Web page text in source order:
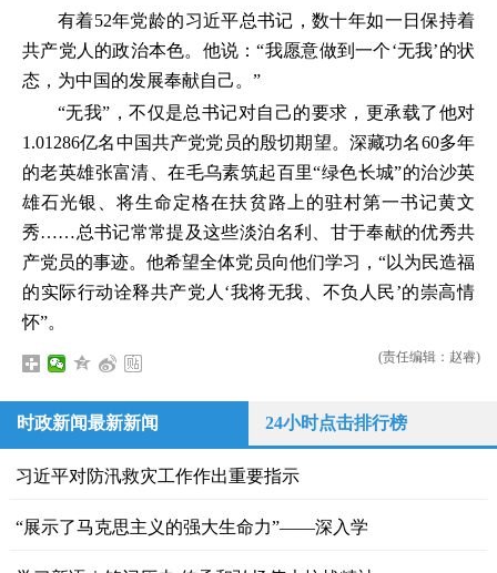
有着52年党龄的习近平总书记，数十年如一日保持着
共产党人的政治本色。他说：“我愿意做到一个‘无我’的状
态，为中国的发展奉献自己。”
“无我”，不仅是总书记对自己的要求，更承载了他对
1.01286亿名中国共产党党员的殷切期望。深藏功名60多年
的老英雄张富清、在毛乌素筑起百里“绿色长城”的治沙英
雄石光银、将生命定格在扶贫路上的驻村第一书记黄文
秀……总书记常常提及这些淡泊名利、甘于奉献的优秀共
产党员的事迹。他希望全体党员向他们学习，“以为民造福
的实际行动诠释共产党人‘我将无我、不负人民’的崇高情
怀”。
(责任编辑：赵睿)
时政新闻最新新闻 24小时点击排行榜
习近平对防汛救灾工作作出重要指示
“展示了马克思主义的强大生命力”——深入学